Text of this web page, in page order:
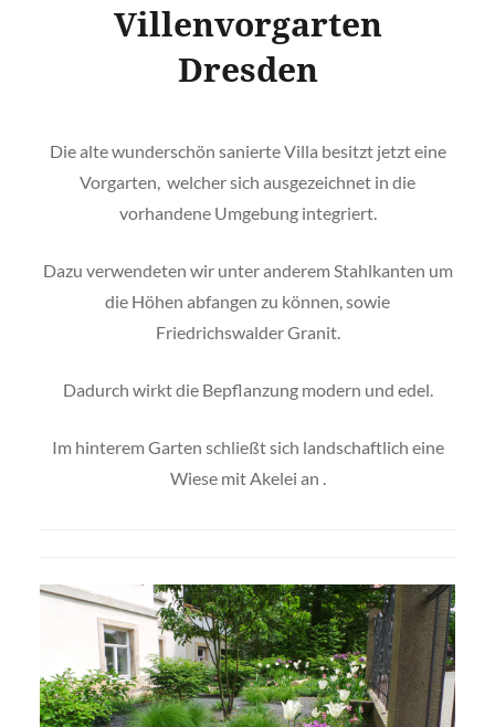
Villenvorgarten
Dresden
Die alte wunderschön sanierte Villa besitzt jetzt eine
Vorgarten, welcher sich ausgezeichnet in die
vorhandene Umgebung integriert.
Dazu verwendeten wir unter anderem Stahlkanten um
die Höhen abfangen zu können, sowie
Friedrichswalder Granit.
Dadurch wirkt die Bepflanzung modern und edel.
Im hinterem Garten schließt sich landschaftlich eine
Wiese mit Akelei an .